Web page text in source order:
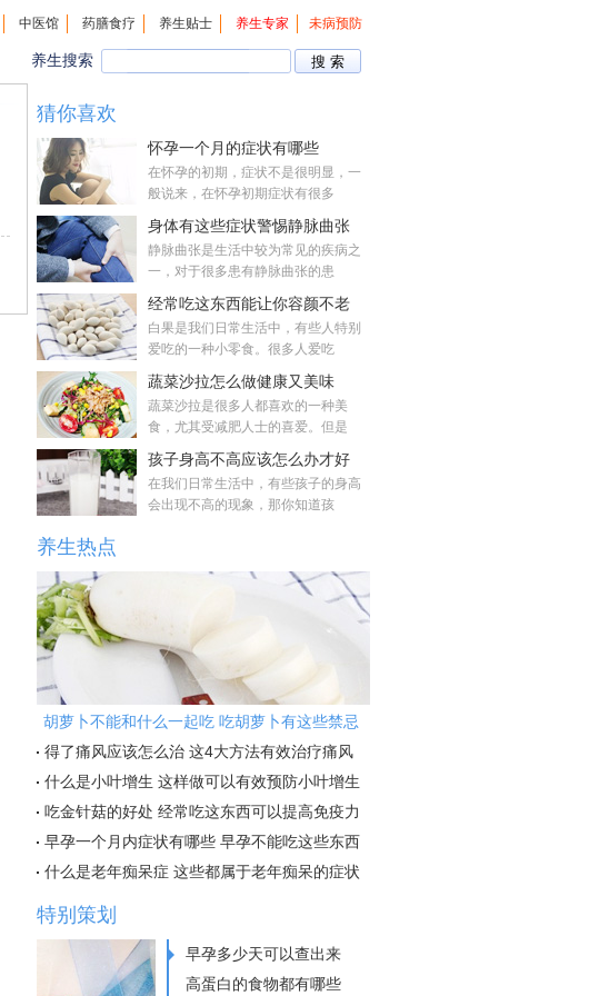
中医馆 药膳食疗 养生贴士 养生专家 未病预防
养生搜索
猜你喜欢
怀孕一个月的症状有哪些
在怀孕的初期，症状不是很明显，一
般说来，在怀孕初期症状有很多
身体有这些症状警惕静脉曲张
静脉曲张是生活中较为常见的疾病之
一，对于很多患有静脉曲张的患
经常吃这东西能让你容颜不老
白果是我们日常生活中，有些人特别
爱吃的一种小零食。很多人爱吃
蔬菜沙拉怎么做健康又美味
蔬菜沙拉是很多人都喜欢的一种美
食，尤其受减肥人士的喜爱。但是
孩子身高不高应该怎么办才好
在我们日常生活中，有些孩子的身高
会出现不高的现象，那你知道孩
养生热点
胡萝卜不能和什么一起吃 吃胡萝卜有这些禁忌
得了痛风应该怎么治 这4大方法有效治疗痛风
什么是小叶增生 这样做可以有效预防小叶增生
吃金针菇的好处 经常吃这东西可以提高免疫力
早孕一个月内症状有哪些 早孕不能吃这些东西
什么是老年痴呆症 这些都属于老年痴呆的症状
特别策划
早孕多少天可以查出来
高蛋白的食物都有哪些